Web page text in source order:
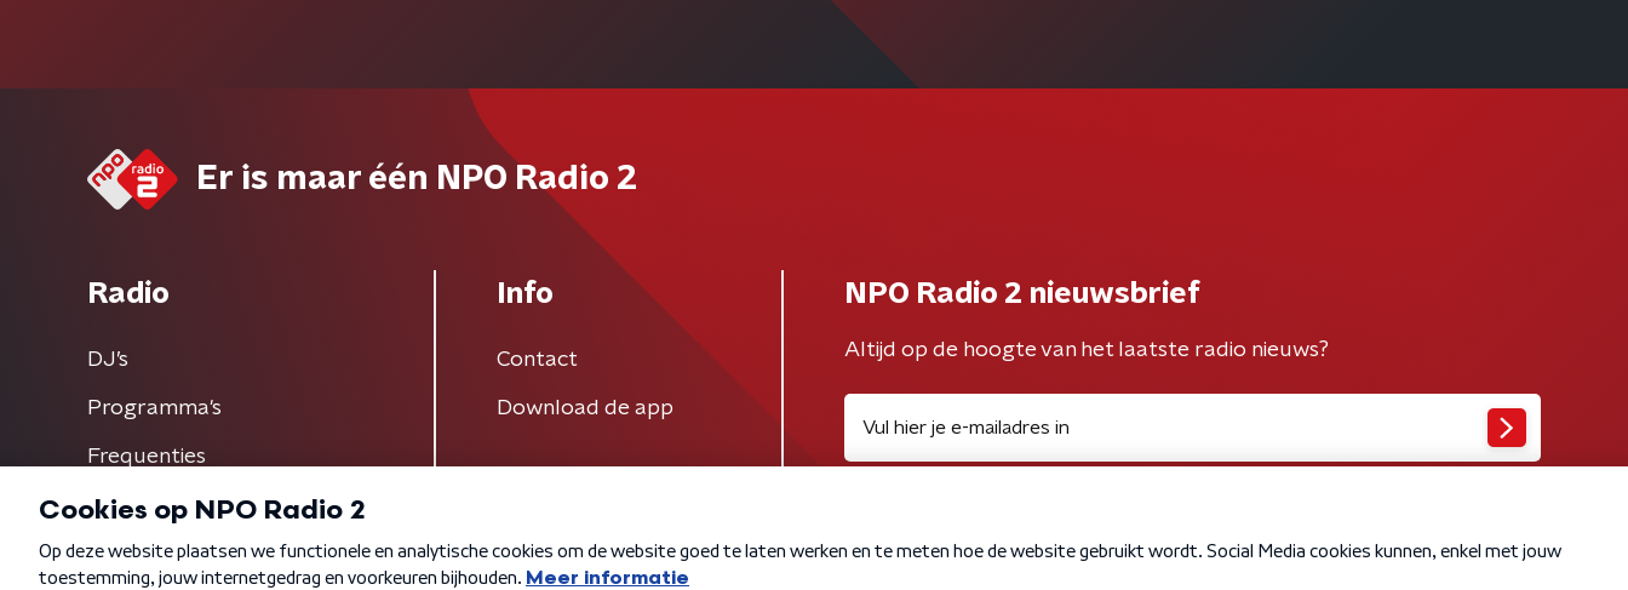
KWF?
Er is maar één NPO Radio 2
Radio
DJ’s
Programma's
Frequenties
Info
Contact
Download de app
NPO Radio 2 nieuwsbrief
Altijd op de hoogte van het laatste radio nieuws?